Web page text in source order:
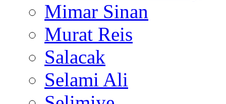
Mimar Sinan
Murat Reis
Salacak
Selami Ali